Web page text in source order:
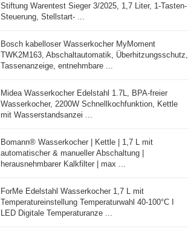
Stiftung Warentest Sieger 3/2025, 1,7 Liter, 1-Tasten-
Steuerung, Stellstart- ...
Bosch kabelloser Wasserkocher MyMoment
TWK2M163, Abschaltautomatik, Überhitzungsschutz,
Tassenanzeige, entnehmbare ...
Midea Wasserkocher Edelstahl 1.7L, BPA-freier
Wasserkocher, 2200W Schnellkochfunktion, Kettle
mit Wasserstandsanzei ...
Bomann® Wasserkocher | Kettle | 1,7 L mit
automatischer & manueller Abschaltung |
herausnehmbarer Kalkfilter | max ...
ForMe Edelstahl Wasserkocher 1,7 L mit
Temperatureinstellung Temperaturwahl 40-100°C I
LED Digitale Temperaturanze ...